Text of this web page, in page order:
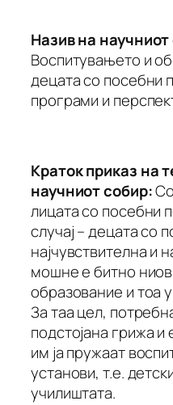
Назив на
Воспитувањето и
децата со посебни
програми и
Краток приказ на
научниот собир:
лицата со посебни
случај – децата со
најчувствителна и
мошне е битно
образование и тоа
За таа цел,
подстојана грижа и
им ја пружаат
установи, т.е.
училиштата.